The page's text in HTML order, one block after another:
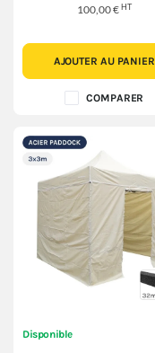
100,00 €HT
AJOUTER AU PANIER
COMPARER
Disponible